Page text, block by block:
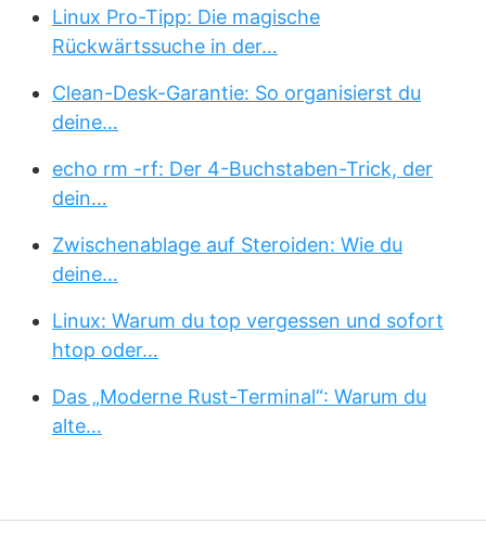
Linux Pro-Tipp: Die magische
Rückwärtssuche in der…
Clean-Desk-Garantie: So organisierst du
deine…
echo rm -rf: Der 4-Buchstaben-Trick, der
dein…
Zwischenablage auf Steroiden: Wie du
deine…
Linux: Warum du top vergessen und sofort
htop oder…
Das „Moderne Rust-Terminal“: Warum du
alte…